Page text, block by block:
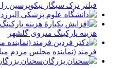
فیلتر ترک سیگار نیکوپرسین
هزینه پارکینگ متروی گلشهر
فرمند (نماينده مجلس مردم
سخنان